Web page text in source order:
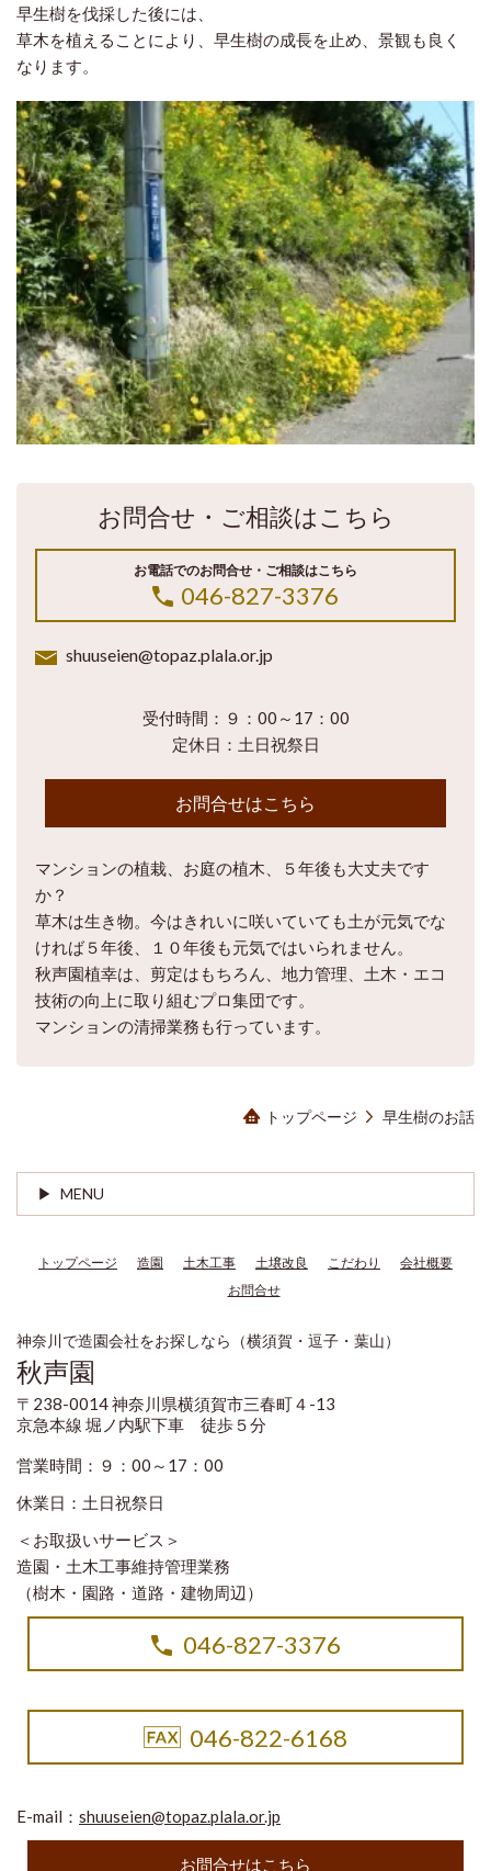
早生樹を伐採した後には、
草木を植えることにより、早生樹の成長を止め、景観も良く
なります。
お問合せ・ご相談はこちら
お電話でのお問合せ・ご相談はこちら
046-827-3376
shuuseien@topaz.plala.or.jp
受付時間：９：00～17：00
定休日：土日祝祭日
お問合せはこちら
マンションの植栽、お庭の植木、５年後も大丈夫です
か？
草木は生き物。今はきれいに咲いていても土が元気でな
ければ５年後、１０年後も元気ではいられません。
秋声園植幸は、剪定はもちろん、地力管理、土木・エコ
技術の向上に取り組むプロ集団です。
マンションの清掃業務も行っています。
トップページ 早生樹のお話
MENU
トップページ 造園 土木工事 土壌改良 こだわり
会社概要
お問合せ
神奈川で造園会社をお探しなら（横須賀・逗子・葉山）
秋声園
〒238-0014 神奈川県横須賀市三春町４-13
京急本線 堀ノ内駅下車 徒歩５分
営業時間：９：00～17：00
休業日：土日祝祭日
＜お取扱いサービス＞
造園・土木工事維持管理業務
（樹木・園路・道路・建物周辺）
046-827-3376
046-822-6168
E-mail： shuuseien@topaz.plala.or.jp
お問合せはこちら